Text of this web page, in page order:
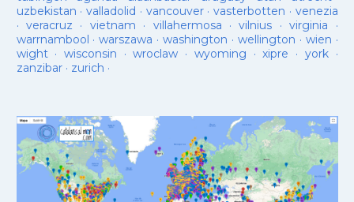
uzbekistan · valladolid · vancouver· vasterbotten · venezia
· veracruz · vietnam · villahermosa ·vilnius ·virginia ·
warrnambool ·warszawa ·washington · wellington · wien ·
wight· wisconsin ·wroclaw · wyoming ·xipre · york·
zanzibar· zurich ·